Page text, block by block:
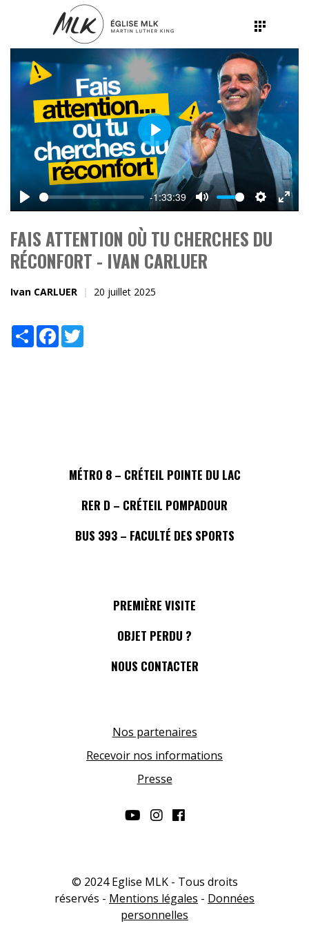
Play
-1:33:39
Mute Settings
Play
FAIS ATTENTION OÙ TU CHERCHES DU
RÉCONFORT - IVAN CARLUER
Ivan CARLUER 20 juillet 2025
ShareFacebook
MÉTRO 8 – CRÉTEIL POINTE DU LAC
RER D – CRÉTEIL POMPADOUR
BUS 393 – FACULTÉ DES SPORTS
PREMIÈRE VISITE
OBJET PERDU ?
NOUS CONTACTER
Nos partenaires
Recevoir nos informations
Presse
© 2024 Eglise MLK - Tous droits
réservés - Mentions légales - Données
personnelles